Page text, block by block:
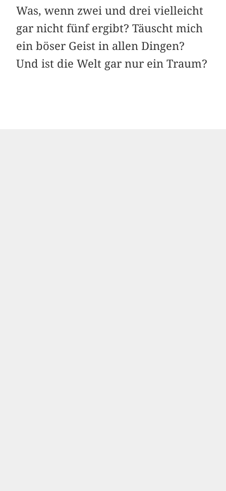
Was, wenn zwei und drei vielleicht
gar nicht fünf ergibt? Täuscht mich
ein böser Geist in allen Dingen?
Und ist die Welt gar nur ein Traum?